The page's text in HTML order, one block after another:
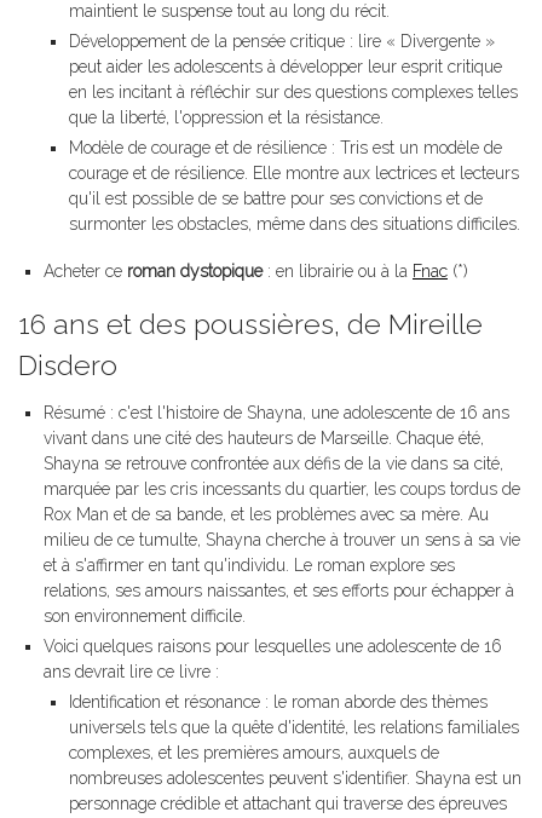
maintient le suspense tout au long du récit.
Développement de la pensée critique : lire « Divergente »
peut aider les adolescents à développer leur esprit critique
en les incitant à réfléchir sur des questions complexes telles
que la liberté, l'oppression et la résistance.
Modèle de courage et de résilience : Tris est un modèle de
courage et de résilience. Elle montre aux lectrices et lecteurs
qu'il est possible de se battre pour ses convictions et de
surmonter les obstacles, même dans des situations difficiles.
Acheter ce roman dystopique: en librairie ou à la Fnac (*)
16 ans et des poussières, de Mireille
Disdero
Résumé : c'est l'histoire de Shayna, une adolescente de 16 ans
vivant dans une cité des hauteurs de Marseille. Chaque été,
Shayna se retrouve confrontée aux défis de la vie dans sa cité,
marquée par les cris incessants du quartier, les coups tordus de
Rox Man et de sa bande, et les problèmes avec sa mère. Au
milieu de ce tumulte, Shayna cherche à trouver un sens à sa vie
et à s'affirmer en tant qu'individu. Le roman explore ses
relations, ses amours naissantes, et ses efforts pour échapper à
son environnement difficile.
Voici quelques raisons pour lesquelles une adolescente de 16
ans devrait lire ce livre :
Identification et résonance : le roman aborde des thèmes
universels tels que la quête d'identité, les relations familiales
complexes, et les premières amours, auxquels de
nombreuses adolescentes peuvent s'identifier. Shayna est un
personnage crédible et attachant qui traverse des épreuves